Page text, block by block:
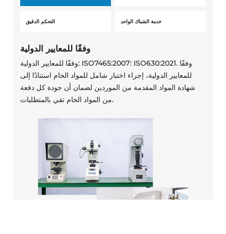
التحكم الدقيق خدمة الشباك الواحد
وفقًا للمعايير الدولية
وفقًا للمعايير الدولية: ISO7465:2007؛ ISO630:2021. وفقًا
للمعايير الدولية، إجراء اختبار شامل للمواد الخام استنادًا إلى
شهادة المواد المقدمة من الموردين لضمان أن جودة كل دفعة
من المواد الخام تفي بالمتطلبات.